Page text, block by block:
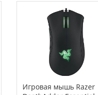
Игровая мышь Razer